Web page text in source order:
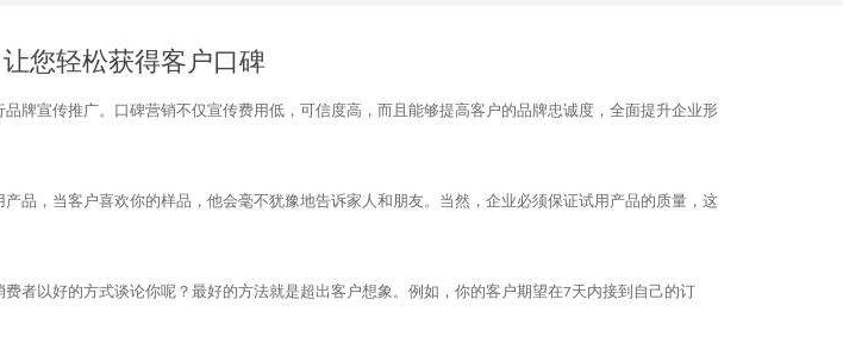
您轻松获得客户口碑
牌宣传推广。口碑营销不仅宣传费用低，可信度高，而且能够提高客户的品牌忠诚度，全面提升企业形
品，当客户喜欢你的样品，他会毫不犹豫地告诉家人和朋友。当然，企业必须保证试用产品的质量，这
者以好的方式谈论你呢？最好的方法就是超出客户想象。例如，你的客户期望在7天内接到自己的订